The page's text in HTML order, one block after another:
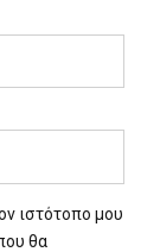
ιστότοπο μου
θα